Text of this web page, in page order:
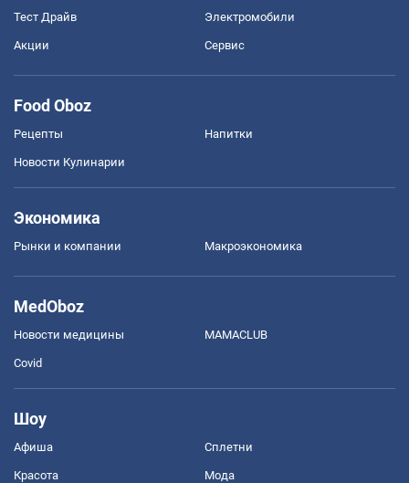
Тест Драйв Электромобили
Акции Сервис
Food Oboz
Рецепты Напитки
Новости Кулинарии
Экономика
Рынки и компании Mакроэкономика
MedOboz
Новости медицины MAMACLUB
Covid
Шоу
Афиша Сплетни
Красота Мода